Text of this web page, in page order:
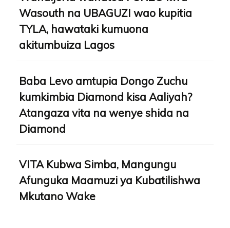
Wasouth na UBAGUZI wao kupitia
TYLA, hawataki kumuona
akitumbuiza Lagos
Baba Levo amtupia Dongo Zuchu
kumkimbia Diamond kisa Aaliyah?
Atangaza vita na wenye shida na
Diamond
VITA Kubwa Simba, Mangungu
Afunguka Maamuzi ya Kubatilishwa
Mkutano Wake